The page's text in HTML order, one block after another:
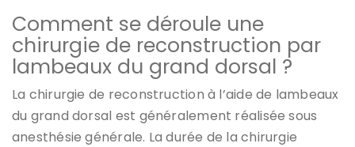
Comment se déroule une
chirurgie de reconstruction par
lambeaux du grand dorsal ?
La chirurgie de reconstruction à l’aide de lambeaux
du grand dorsal est généralement réalisée sous
anesthésie générale. La durée de la chirurgie